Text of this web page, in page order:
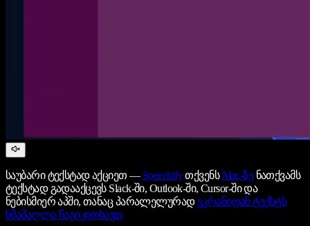
საუბარი ტექსტად აქციეთ — SpeechifyთქვენსMac-ზენათქვამს
ტექსტად გადააქცევს Slack-ში, Outlook-ში, Cursor-ში და
ნებისმიერ აპში, თანაც პარალელურად ეკრანიდან ტექსტს
ხმამაღლა წაგიკითხავთ